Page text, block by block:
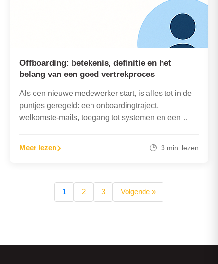
Offboarding: betekenis, definitie en het
belang van een goed vertrekproces
Als een nieuwe medewerker start, is alles tot in de
puntjes geregeld: een onboardingtraject,
welkomste-mails, toegang tot systemen en een
Meer lezen 🕒 3 min. lezen
pagination
1 2 3 Volgende »